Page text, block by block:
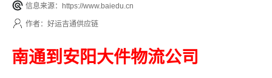
信息来源：https://www.baiedu.cn
作者：好运吉通供应链
南通到安阳大件物流公司